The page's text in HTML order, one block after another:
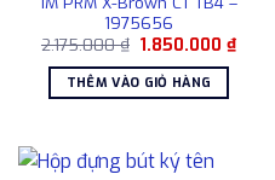
1975656
2.175.000₫ Giá
là:
2.175.000 ₫.
1.850.000₫Giá
THÊM VÀO GIỎ HÀNG